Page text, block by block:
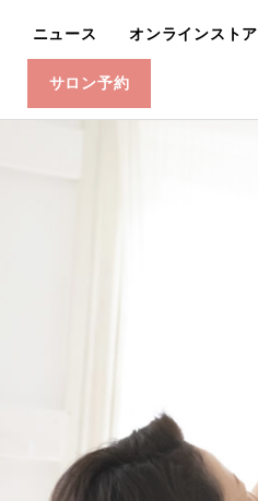
ニュース オンラインストア
サロン予約